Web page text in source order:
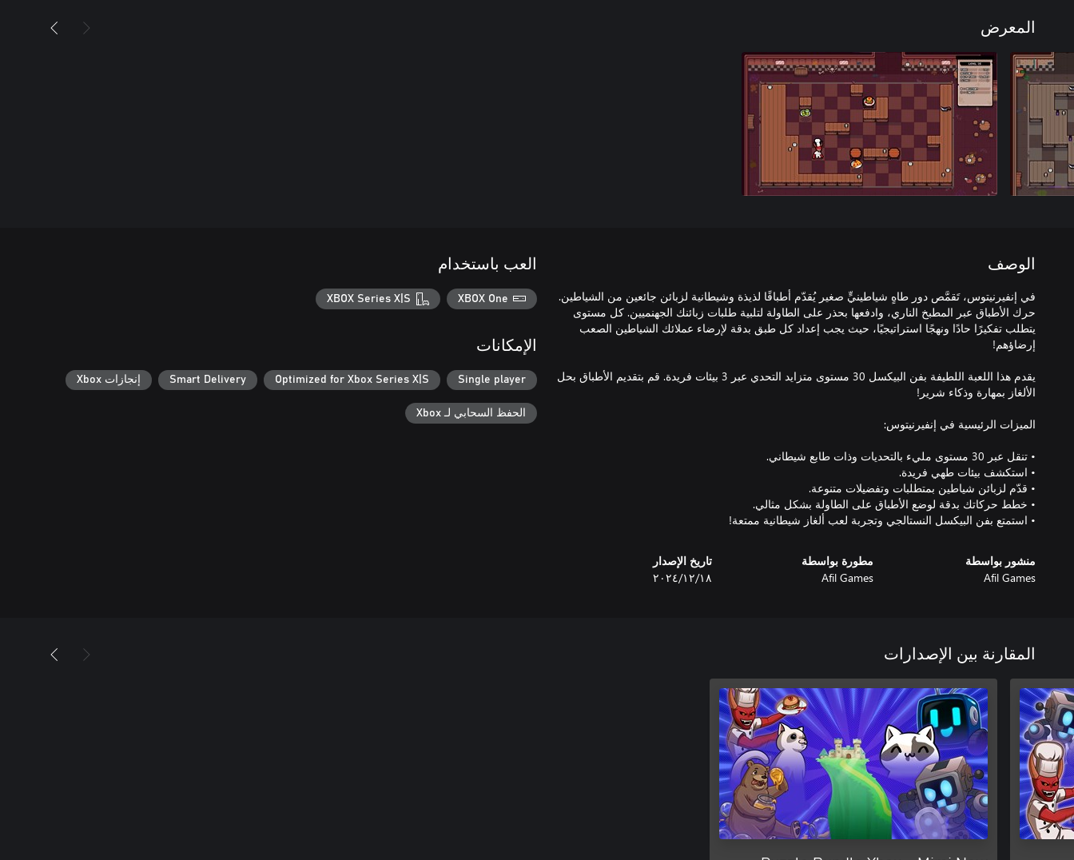
المعرض
الوصف
في إنفيرنيتوس، تَقمَّص دور طاهٍ شياطينيٍّ صغير يُقدّم أطباقًا لذيذة وشيطانية لزبائن جائعين من الشياطين.
حرك الأطباق عبر المطبخ الناري، وادفعها بحذر على الطاولة لتلبية طلبات زبائنك الجهنميين. كل مستوى
يتطلب تفكيرًا حادًا ونهجًا استراتيجيًا، حيث يجب إعداد كل طبق بدقة لإرضاء عملائك الشياطين الصعب
يقدم هذا اللعبة اللطيفة بفن البيكسل 30 مستوى متزايد التحدي عبر 3 بيئات فريدة. قم بتقديم الأطباق بحل
• استمتع بفن البيكسل النستالجي وتجربة لعب ألغاز شيطانية ممتعة!
منشور بواسطة
Afil Games
مطورة بواسطة
Afil Games
تاريخ الإصدار
١٨‏/١٢‏/٢٠٢٤
العب باستخدام
XBOX One
XBOX Series X|S
الإمكانات
Single player
Optimized for Xbox Series X|S
Smart Delivery إنجازات Xbox
الحفظ السحابي لـ Xbox
المقارنة بين الإصدارات